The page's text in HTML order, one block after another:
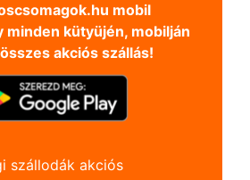
mobil
minden kütyüjén, mobilján
akciós szállás!
szállodák akciós